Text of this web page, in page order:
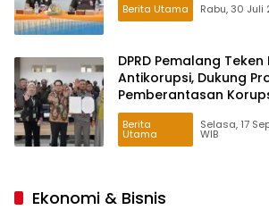
Berita Utama Rabu, 30 Juli
DPRD Pemalang
Antikorupsi, Dukung
Pemberantasan
Berita
Utama
Selasa, 17
WIB
Ekonomi & Bisnis